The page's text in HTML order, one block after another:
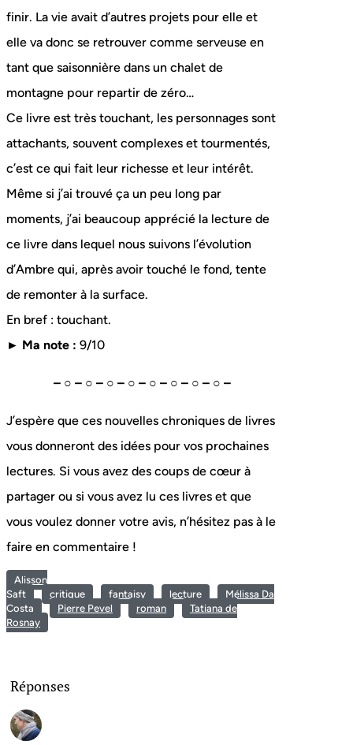
finir. La vie avait d’autres projets pour elle et
elle va donc se retrouver comme serveuse en
tant que saisonnière dans un chalet de
montagne pour repartir de zéro…
Ce livre est très touchant, les personnages sont
attachants, souvent complexes et tourmentés,
c’est ce qui fait leur richesse et leur intérêt.
Même si j’ai trouvé ça un peu long par
moments, j’ai beaucoup apprécié la lecture de
ce livre dans lequel nous suivons l’évolution
d’Ambre qui, après avoir touché le fond, tente
de remonter à la surface.
En bref : touchant.
► Ma note : 9/10
– ○ – ○ – ○ – ○ – ○ – ○ – ○ – ○ –
J’espère que ces nouvelles chroniques de livres
vous donneront des idées pour vos prochaines
lectures. Si vous avez des coups de cœur à
partager ou si vous avez lu ces livres et que
vous voulez donner votre avis, n’hésitez pas à le
faire en commentaire !
Alisson
Saft
critique fantaisy lecture
Mélissa Da
Costa
Pierre Pevel roman
Tatiana de
Rosnay
Réponses